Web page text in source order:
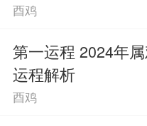
体和精神方面的健
冲击。一般来说，
鸡人都不算特别长
酉鸡
第一运程 2024年
运程解析
酉鸡